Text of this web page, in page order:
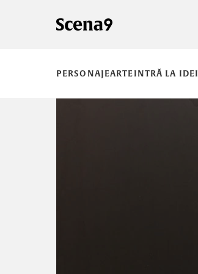
PERSONAJEARTEINTRĂ LA IDEI